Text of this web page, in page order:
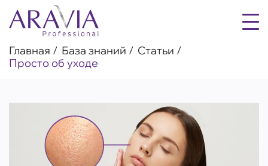
Главная База знаний
Статьи
Просто об уходе